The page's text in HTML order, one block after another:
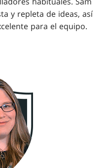
y repleta de ideas, así
para el equipo.